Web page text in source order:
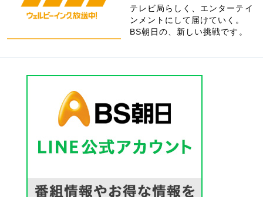
テレビ局らしく、エンターテイ
ンメントにして届けていく。
BS朝日の、新しい挑戦です。